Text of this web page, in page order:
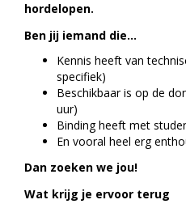
hordelopen.
Ben jij iemand die…
Kennis heeft van
specifiek)
Beschikbaar is op de
uur)
Binding heeft met
En vooral heel erg
Dan zoeken we jou!
Wat krijg je ervoor terug